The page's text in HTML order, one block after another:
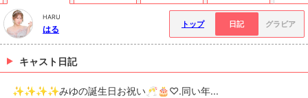
HARU
はる トップ 日記 グラビア
キャスト日記
✨✨✨✨みゆの誕生日お祝い🥂🎂♡.同い年...